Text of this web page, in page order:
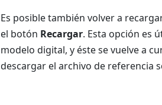
Es posible también volver a
el botón Recargar. Esta opción es
modelo digital, y éste se vuelve a
descargar el archivo de referencia